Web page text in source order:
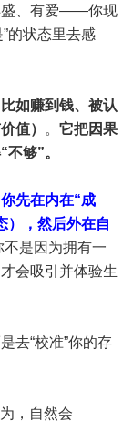
盛、有爱——你现
的状态里去感
如赚到钱、被认
值）
。 它把因果
够”。
先在内在“成
），然后外在自
不是因为拥有一
会吸引并体验生
去“校准”你的存
，自然会